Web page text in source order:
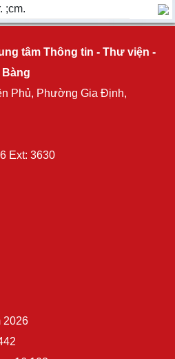
;cm.
tâm Thông tin - Thư viện -
Phủ, Phường Gia Định,
Ext: 3630
2026